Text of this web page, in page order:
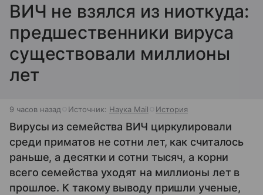
ВИЧ не взялся из ниоткуда:
предшественники вируса
существовали миллионы
лет
9 часов назад Источник: Наука Mail История
Вирусы из семейства ВИЧ циркулировали
среди приматов не сотни лет, как считалось
раньше, а десятки и сотни тысяч, а корни
всего семейства уходят на миллионы лет в
прошлое. К такому выводу пришли ученые,